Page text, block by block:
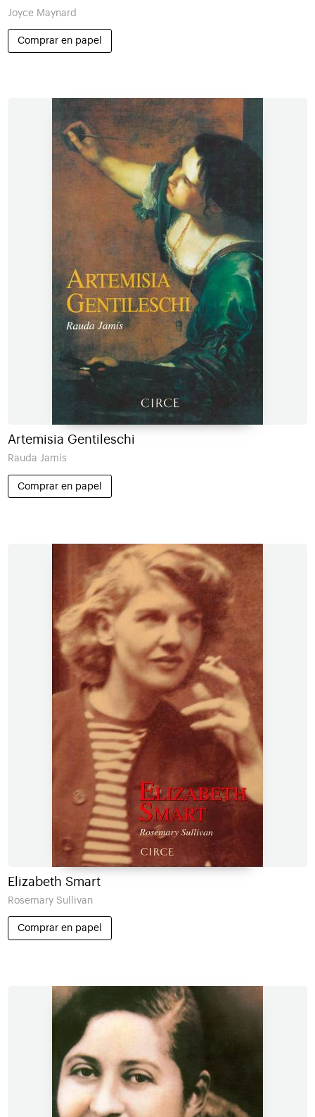
Joyce Maynard
Comprar en papel
Artemisia Gentileschi
Rauda Jamís
Comprar en papel
Elizabeth Smart
Rosemary Sullivan
Comprar en papel